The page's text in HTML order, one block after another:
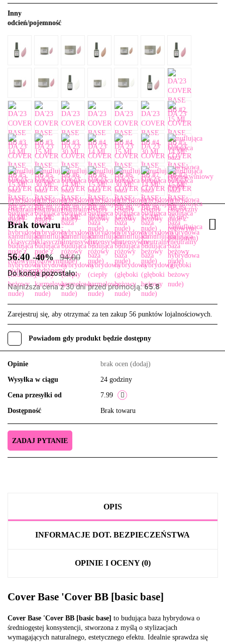
Inny
odcień/pojemność
Brak towaru
56.40 -40% 94.00
Do końca pozostało:
Najniższa cena z 30 dni przed promocją:65.8
Zarejestruj się, aby otrzymać za ten zakup 56 punktów lojalnościowych.
Powiadom gdy produkt będzie dostępny
Opinie brak ocen (dodaj)
Wysyłka w ciągu 24 godziny
Cena przesyłki od 7.99
Dostępność Brak towaru
ZADAJ PYTANIE
OPIS
INFORMACJE DOT. BEZPIECZEŃSTWA
OPINIE I OCENY (0)
Cover Base 'Cover BB [basic base]
Cover Base 'Cover BB [basic base] to budująca baza hybrydowa o
średniogęstej konsystencji, stworzona z myślą o stylizacjach
wymagających naturalnego, estetycznego efektu. Idealnie sprawdza się